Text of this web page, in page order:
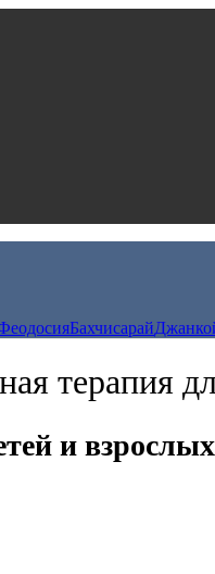
Бахчисарай
терапия
и взрослых